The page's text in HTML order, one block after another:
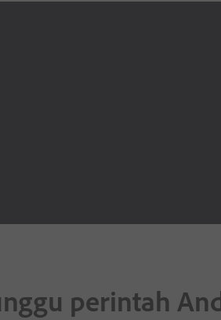
perintah